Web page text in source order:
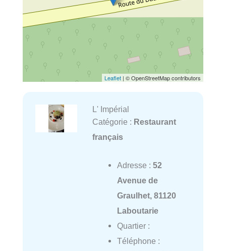
Leaflet | © OpenStreetMap contributors
L' Impérial
Catégorie : Restaurant
français
Adresse : 52
Avenue de
Graulhet, 81120
Laboutarie
Quartier :
Téléphone :